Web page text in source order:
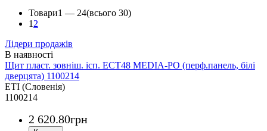
Товари1 — 24(всього 30)
1 2
Лідери продажів
Щит пласт. зовніш. ісп. ECT48 MEDIA-PO (перф.панель, білі
дверцята) 1100214
ETI (Словенія)
1100214
2 620.80грн